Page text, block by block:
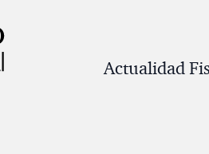
Actualidad